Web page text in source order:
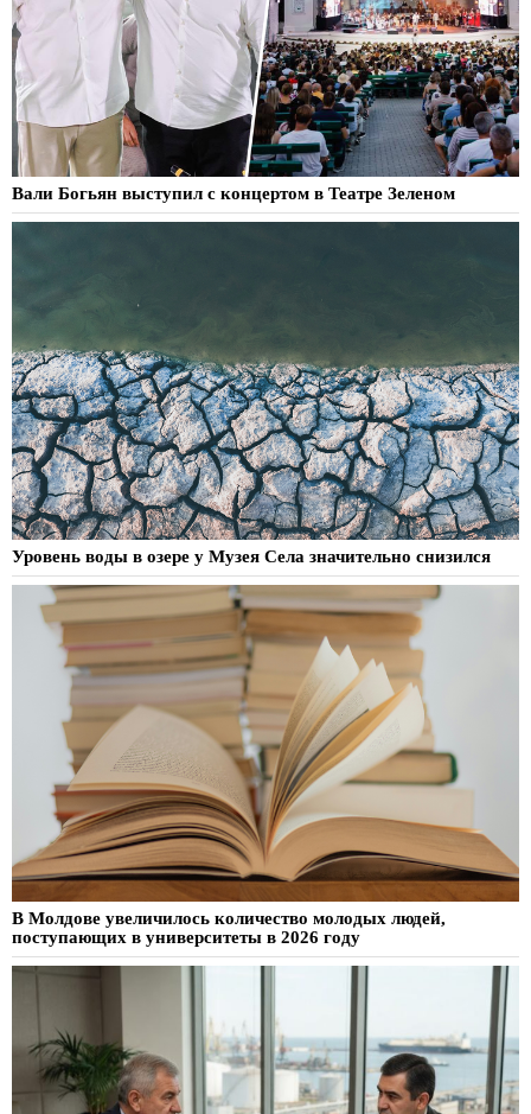
Вали Богьян выступил с концертом в Театре Зеленом
Уровень воды в озере у Музея Села значительно снизился
В Молдове увеличилось количество молодых людей,
поступающих в университеты в 2026 году